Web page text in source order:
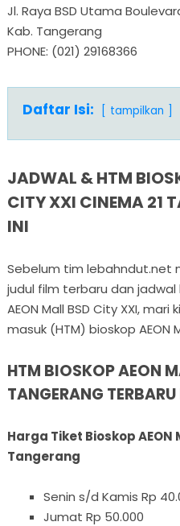
Jl. Raya BSD Utama
Kab. Tangerang
PHONE: (021) 29168366
Daftar Isi: tampilkan
JADWAL & HTM
CITY XXI CINEMA 21
INI
Sebelum tim lebahndut.net
judul film terbaru dan
AEON Mall BSD City XXI,
masuk (HTM) bioskop AEON
HTM BIOSKOP AEON
TANGERANG
Harga Tiket Bioskop AEON
Tangerang
Senin s/d Kamis Rp
Jumat Rp 50.000